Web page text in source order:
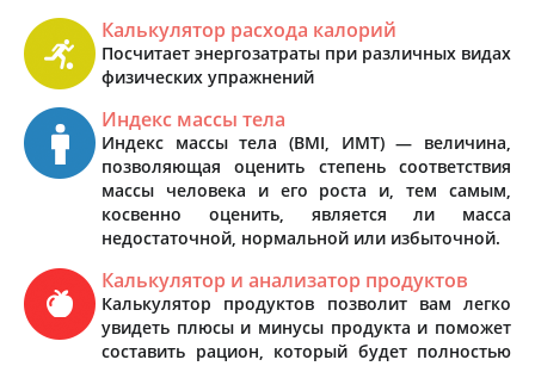
Калькулятор расхода калорий
Посчитает энергозатраты при различных видах
физических упражнений
Индекс массы тела
Индекс массы тела (BMI, ИМТ) — величина,
позволяющая оценить степень соответствия
массы человека и его роста и, тем самым,
косвенно оценить, является ли масса
недостаточной, нормальной или избыточной.
Калькулятор и анализатор продуктов
Калькулятор продуктов позволит вам легко
увидеть плюсы и минусы продукта и поможет
составить рацион, который будет полностью